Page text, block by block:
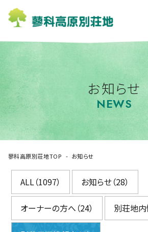
お知らせ
NEWS
蓼科高原別荘地TOP お知らせ
ALL（1097） お知らせ（28）
オーナーの方へ（24） 別荘地内